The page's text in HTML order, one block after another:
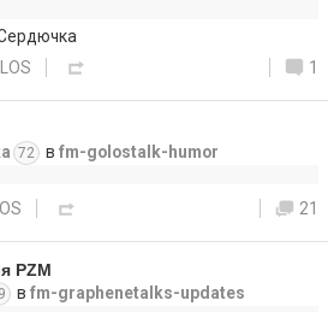
1
72 в fm-golostalk-humor
21
PZM
в fm-graphenetalks-updates